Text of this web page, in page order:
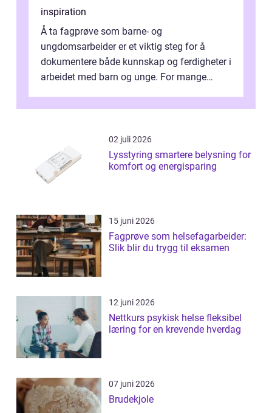
inspiration
Å ta fagprøve som barne- og
ungdomsarbeider er et viktig steg for å
dokumentere både kunnskap og ferdigheter i
arbeidet med barn og unge. For mange
02 juli 2026
Lysstyring smartere belysning for
komfort og energisparing
15 juni 2026
Fagprøve som helsefagarbeider:
Slik blir du trygg til eksamen
12 juni 2026
Nettkurs psykisk helse fleksibel
læring for en krevende hverdag
07 juni 2026
Brudekjole